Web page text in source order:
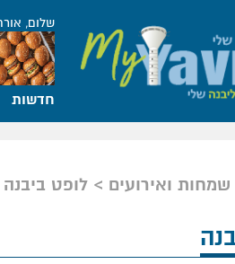
שלום,
חדשות
שמחות ואירועים לופט ביבנה